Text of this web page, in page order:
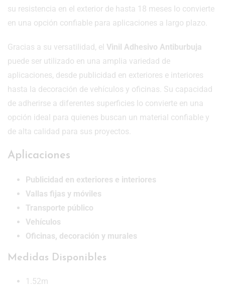
su resistencia en el exterior de hasta 18 meses lo convierte
en una opción confiable para aplicaciones a largo plazo.
Gracias a su versatilidad, el Vinil Adhesivo Antiburbuja
puede ser utilizado en una amplia variedad de
aplicaciones, desde publicidad en exteriores e interiores
hasta la decoración de vehículos y oficinas. Su capacidad
de adherirse a diferentes superficies lo convierte en una
opción ideal para quienes buscan un material confiable y
de alta calidad para sus proyectos.
Aplicaciones
Publicidad en exteriores e interiores
Vallas fijas y móviles
Transporte público
Vehículos
Oficinas, decoración y murales
Medidas Disponibles
1.52m